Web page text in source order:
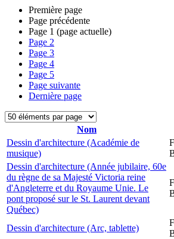
Première page
Page précédente
Page 1 (page actuelle)
Page 2
Page 3
Page 4
Page 5
Page suivante
Dernière page
Nom
Dessin d'architecture (Académie de
musique)
Dessin d'architecture (Année jubilaire, 60e
du règne de sa Majesté Victoria reine
d'Angleterre et du Royaume Unie. Le
pont proposé sur le St. Laurent devant
Québec)
Dessin d'architecture (Arc, tablette)